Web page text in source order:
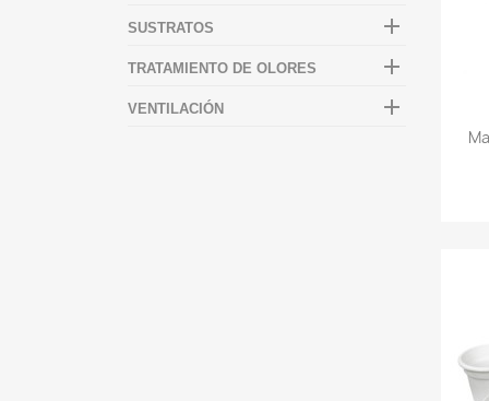
SUSTRATOS 
TRATAMIENTO DE OLORES 
VENTILACIÓN 